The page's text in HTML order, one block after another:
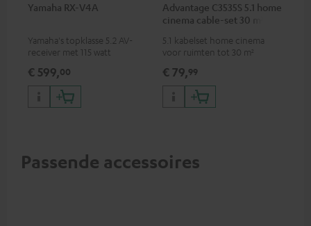
Yamaha RX-V4A
Yamaha's topklasse 5.2 AV-
receiver met 115 watt
(6 ohm, 0,9% THD),
versterker met hoge slew rate
€ 599,00
Advantage C3535S 5.1 home
cinema cable-set 30 m²
5.1 kabelset home cinema
voor ruimten tot 30 m²
€ 79,99
Passende accessoires